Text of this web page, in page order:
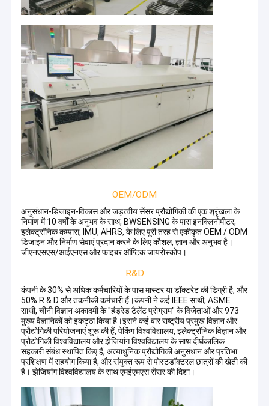
OEM/ODM
अनुसंधान-डिजाइन-विकास और जड़त्वीय सेंसर प्रौद्योगिकी की एक श्रृंखला के
निर्माण में 10 वर्षों के अनुभव के साथ, BWSENSING के पास इनक्लिनोमीटर,
इलेक्ट्रॉनिक कम्पास, IMU, AHRS, के लिए पूरी तरह से एकीकृत OEM / ODM
डिजाइन और निर्माण सेवाएं प्रदान करने के लिए कौशल, ज्ञान और अनुभव है।
जीएनएसएस/आईएनएस और फाइबर ऑप्टिक जायरोस्कोप।
R&D
कंपनी के 30% से अधिक कर्मचारियों के पास मास्टर या डॉक्टरेट की डिग्री है, और
50% R & D और तकनीकी कर्मचारी हैं।कंपनी ने कई IEEE साथी, ASME
साथी, चीनी विज्ञान अकादमी के "हंड्रेड टैलेंट प्रोग्राम" के विजेताओं और 973
मुख्य वैज्ञानिकों को इकट्ठा किया है।इसने कई बार राष्ट्रीय प्रमुख विज्ञान और
प्रौद्योगिकी परियोजनाएं शुरू की हैं, पेकिंग विश्वविद्यालय, इलेक्ट्रॉनिक विज्ञान और
प्रौद्योगिकी विश्वविद्यालय और झेजियांग विश्वविद्यालय के साथ दीर्घकालिक
सहकारी संबंध स्थापित किए हैं, अत्याधुनिक प्रौद्योगिकी अनुसंधान और प्रतिभा
प्रशिक्षण में सहयोग किया है, और संयुक्त रूप से पोस्टडॉक्टरल छात्रों की खेती की
है। झेजियांग विश्वविद्यालय के साथ एमईएमएस सेंसर की दिशा।